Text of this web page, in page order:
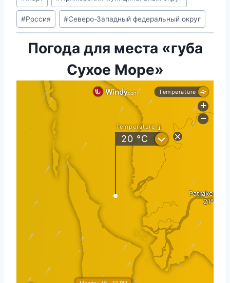
#Россия #Северо-Западный федеральный округ
Погода для места «губа
Сухое Море»